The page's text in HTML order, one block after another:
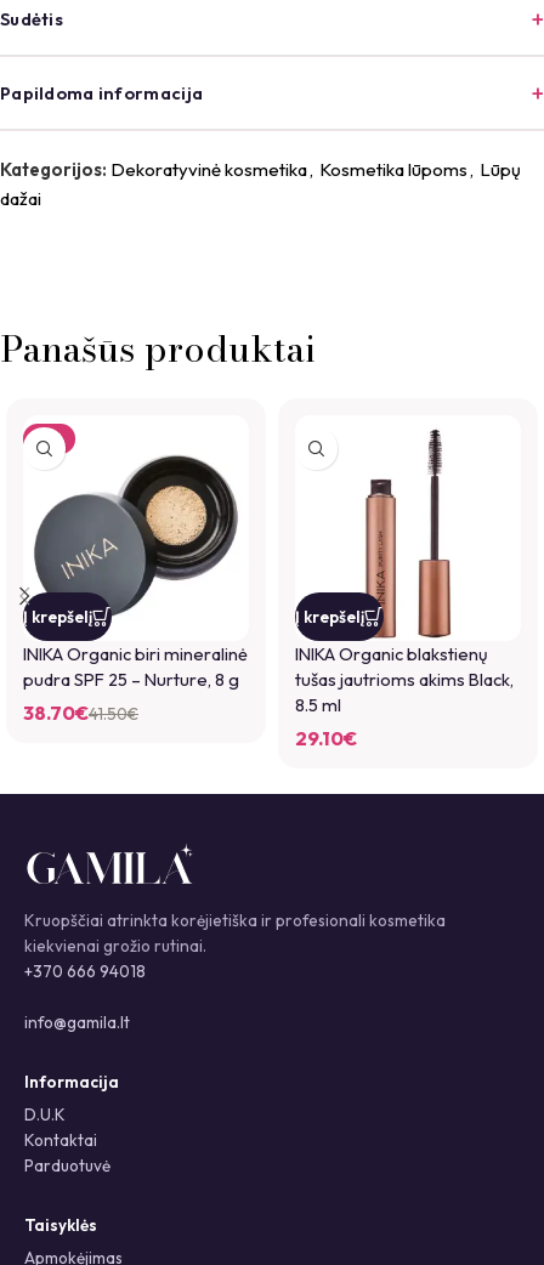
Sudėtis
Papildoma informacija
Kategorijos: Dekoratyvinė kosmetika, Kosmetika lūpoms, Lūpų
dažai
Panašūs produktai
-7%
Į krepšelį
INIKA Organic biri mineralinė
pudra SPF 25 – Nurture, 8 g
41.50€
38.70€
Į krepšelį
INIKA Organic blakstienų
tušas jautrioms akims Black,
8.5 ml
29.10€
Kruopščiai atrinkta korėjietiška ir profesionali kosmetika
kiekvienai grožio rutinai.
+370 666 94018
info@gamila.lt
Informacija
D.U.K
Kontaktai
Parduotuvė
Taisyklės
Apmokėjimas